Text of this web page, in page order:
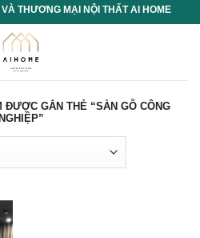
THƯƠNG MẠI NỘI THẤT AI HOME
ĐƯỢC GẮN THẺ “SÀN GỖ CÔNG
NGHIỆP”